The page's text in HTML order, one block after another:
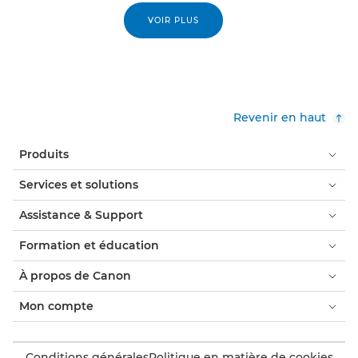
VOIR PLUS
Revenir en haut
Produits
Services et solutions
Assistance & Support
Formation et éducation
À propos de Canon
Mon compte